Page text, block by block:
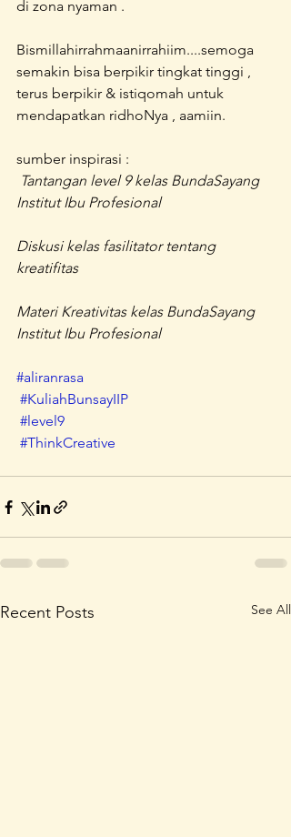
di zona nyaman .
Bismillahirrahmaanirrahiim....semoga
semakin bisa berpikir tingkat tinggi ,
terus berpikir & istiqomah untuk
mendapatkan ridhoNya , aamiin.
sumber inspirasi :
Tantangan level 9 kelas BundaSayang
Institut Ibu Profesional
Diskusi kelas fasilitator tentang
kreatifitas
Materi Kreativitas kelas BundaSayang
Institut Ibu Profesional
#aliranrasa
#KuliahBunsayIIP
#level9
#ThinkCreative
Recent Posts See All